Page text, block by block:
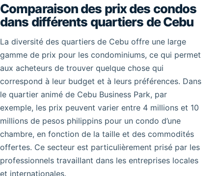
Comparaison des prix des condos
dans différents quartiers de Cebu
La diversité des quartiers de Cebu offre une large
gamme de prix pour les condominiums, ce qui permet
aux acheteurs de trouver quelque chose qui
correspond à leur budget et à leurs préférences. Dans
le quartier animé de Cebu Business Park, par
exemple, les prix peuvent varier entre 4 millions et 10
millions de pesos philippins pour un condo d’une
chambre, en fonction de la taille et des commodités
offertes. Ce secteur est particulièrement prisé par les
professionnels travaillant dans les entreprises locales
et internationales.